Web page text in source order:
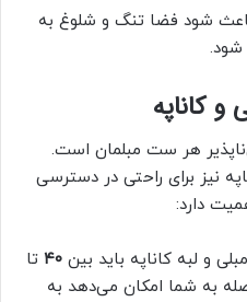
شود فضا تنگ و شلوغ به
شود.
کاناپه
هر ست مبلمان است.
نیز برای راحتی در دسترسی
دارد:
و لبه کاناپه باید بین ۴۰ تا
به شما امکان می‌دهد به